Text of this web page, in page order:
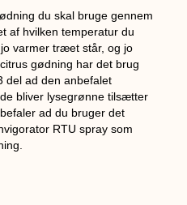
du skal bruge gennem
af hvilken temperatur du
varmer træet står, og jo
gødning har det brug
del ad den anbefalet
bliver lysegrønne tilsætter
ad du bruger det
RTU spray som